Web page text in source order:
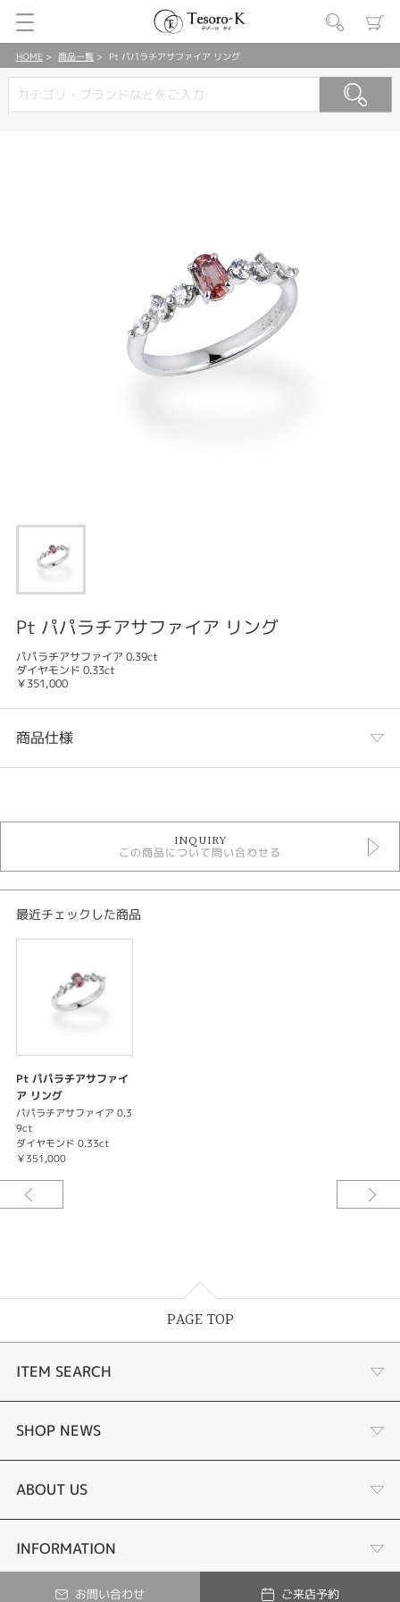
HOME 商品一覧 Pt パパラチアサファイア リング
Pt パパラチアサファイア リング
パパラチアサファイア 0.39ct
ダイヤモンド 0.33ct
￥351,000
商品仕様
レアストーン リング
色石リング
INQUIRY
この商品について問い合わせる
最近チェックした商品
Pt パパラチアサファイ
ア リング
パパラチアサファイア 0.3
9ct
ダイヤモンド 0.33ct
￥351,000
お問い合わせ ご来店予約
PAGE TOP
ITEM SEARCH
婚約指輪
結婚指輪
あこや真珠ネックレス
黒蝶真珠ネックレス
SHOP NEWS
ジュエリーリフォーム
オーダーメイド
ABOUT US
店舗情報
INFORMATION
© Tesoro-K All Rights Reserved.